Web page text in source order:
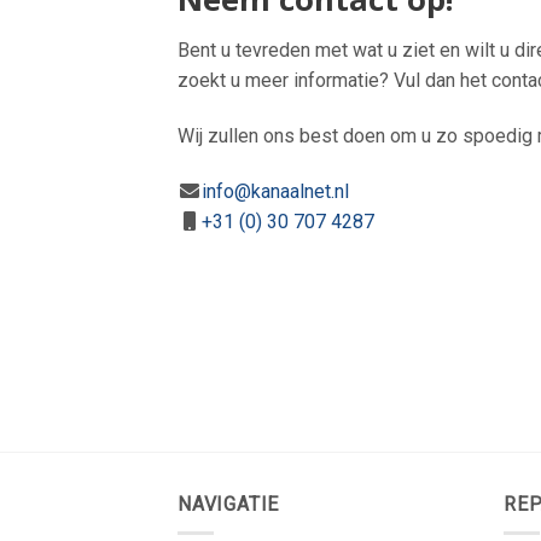
Bent u tevreden met wat u ziet en wilt u
zoekt u meer informatie? Vul dan het
Wij zullen ons best doen om u zo spoedig
info@kanaalnet.nl
+31 (0) 30 707 4287
NAVIGATIE